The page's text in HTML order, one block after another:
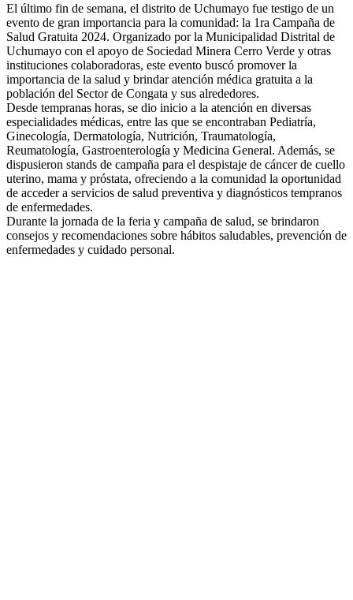
El último fin de semana, el distrito de Uchumayo fue testigo de un
evento de gran importancia para la comunidad: la 1ra Campaña de
Salud Gratuita 2024. Organizado por la Municipalidad Distrital de
Uchumayo con el apoyo de Sociedad Minera Cerro Verde y otras
instituciones colaboradoras, este evento buscó promover la
importancia de la salud y brindar atención médica gratuita a la
población del Sector de Congata y sus alrededores.
Desde tempranas horas, se dio inicio a la atención en diversas
especialidades médicas, entre las que se encontraban Pediatría,
Ginecología, Dermatología, Nutrición, Traumatología,
Reumatología, Gastroenterología y Medicina General. Además, se
dispusieron stands de campaña para el despistaje de cáncer de cuello
uterino, mama y próstata, ofreciendo a la comunidad la oportunidad
de acceder a servicios de salud preventiva y diagnósticos tempranos
de enfermedades.
Durante la jornada de la feria y campaña de salud, se brindaron
consejos y recomendaciones sobre hábitos saludables, prevención de
enfermedades y cuidado personal.